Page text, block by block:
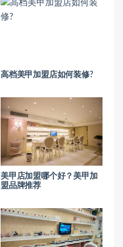
高档美甲加盟店如何装修?
美甲店加盟哪个好？美甲加
盟品牌推荐